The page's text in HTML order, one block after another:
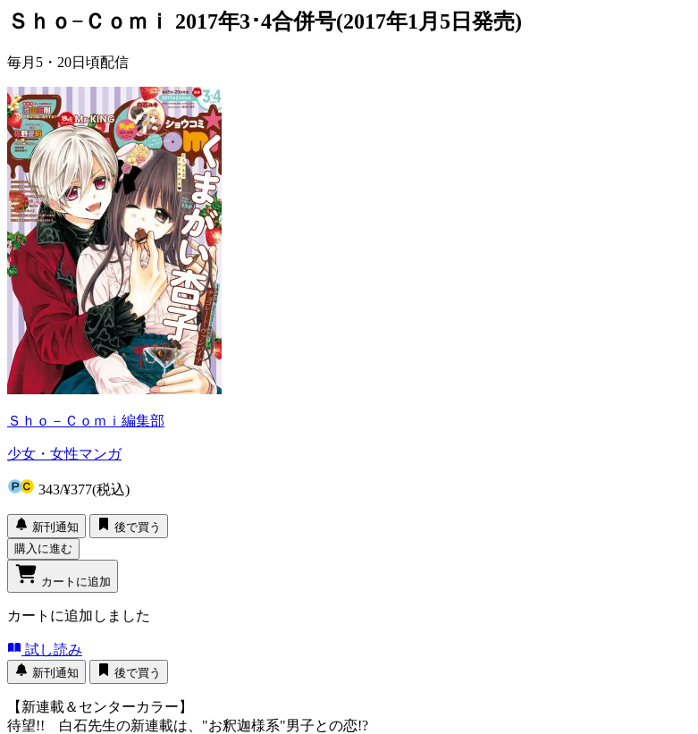
Ｓｈｏ−Ｃｏｍｉ 2017年3･4合併号(2017年1月5日発売)
毎月5・20日頃配信
Ｓｈｏ－Ｃｏｍｉ編集部
少女・女性マンガ
343/¥377(税込)
新刊通知
後で買う
購入に進む
カートに追加
カートに追加しました
試し読み
新刊通知 後で買う
【新連載＆センターカラー】
待望!! 白石先生の新連載は、"お釈迦様系"男子との恋!?